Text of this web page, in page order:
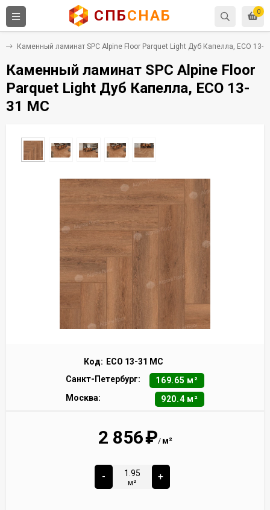
0
СПБСНАБ
Каменный ламинат SPC Alpine Floor Parquet Light Дуб Капелла, ЕСО 13-
Каменный ламинат SPC Alpine Floor
Parquet Light Дуб Капелла, ЕСО 13-
31 MC
Код: ECO 13-31 MC
Санкт-Петербург:
169.65 м²
Москва:
920.4 м²
2 856₽/ м²
-
м²
+